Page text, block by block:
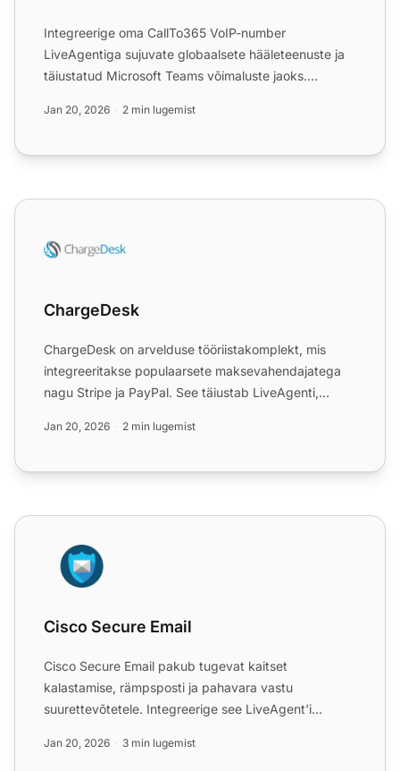
Integreerige oma CallTo365 VoIP-number
LiveAgentiga sujuvate globaalsete hääleteenuste ja
täiustatud Microsoft Teams võimaluste jaoks.
Jan 20, 2026 2 min lugemist
ChargeDesk
ChargeDesk
ChargeDesk on arvelduse tööriistakomplekt, mis
integreeritakse populaarsete maksevahendajatega
nagu Stripe ja PayPal. See täiustab LiveAgenti,
Jan 20, 2026 2 min lugemist
Cisco Secure Email
Cisco Secure Email
Cisco Secure Email pakub tugevat kaitset
kalastamise, rämpsposti ja pahavara vastu
suurettevõtetele. Integreerige see LiveAgent'i
Jan 20, 2026 3 min lugemist